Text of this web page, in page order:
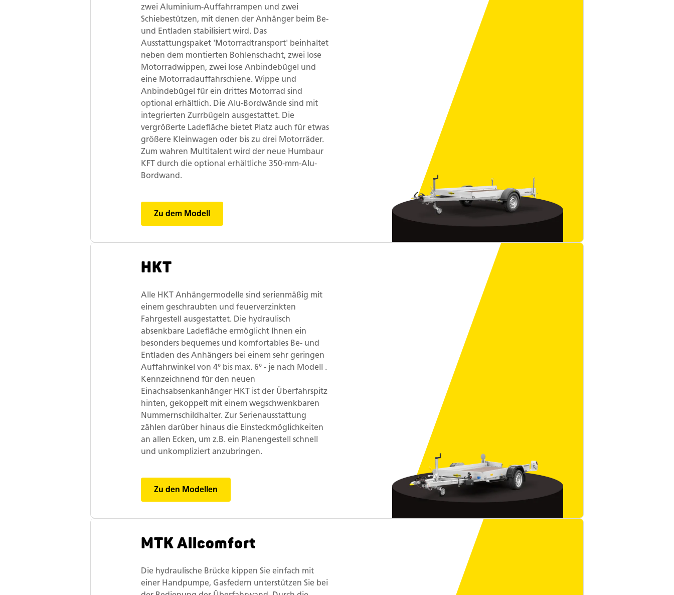
zwei Aluminium-Auffahrrampen und zwei
Schiebestützen, mit denen der Anhänger beim Be-
und Entladen stabilisiert wird. Das
Ausstattungspaket 'Motorradtransport' beinhaltet
neben dem montierten Bohlenschacht, zwei lose
Motorradwippen, zwei lose Anbindebügel und
eine Motorradauffahrschiene. Wippe und
Anbindebügel für ein drittes Motorrad sind
optional erhältlich. Die Alu-Bordwände sind mit
integrierten Zurrbügeln ausgestattet. Die
vergrößerte Ladefläche bietet Platz auch für etwas
größere Kleinwagen oder bis zu drei Motorräder.
Zum wahren Multitalent wird der neue Humbaur
KFT durch die optional erhältliche 350-mm-Alu-
Bordwand.
Zu dem Modell
HKT
Alle HKT Anhängermodelle sind serienmäßig mit
einem geschraubten und feuerverzinkten
Fahrgestell ausgestattet. Die hydraulisch
absenkbare Ladefläche ermöglicht Ihnen ein
besonders bequemes und komfortables Be- und
Entladen des Anhängers bei einem sehr geringen
Auffahrwinkel von 4° bis max. 6° - je nach Modell .
Kennzeichnend für den neuen
Einachsabsenkanhänger HKT ist der Überfahrspitz
hinten, gekoppelt mit einem wegschwenkbaren
Nummernschildhalter. Zur Serienausstattung
zählen darüber hinaus die Einsteckmöglichkeiten
an allen Ecken, um z.B. ein Planengestell schnell
und unkompliziert anzubringen.
Zu den Modellen
MTK Allcomfort
Die hydraulische Brücke kippen Sie einfach mit
einer Handpumpe, Gasfedern unterstützen Sie bei